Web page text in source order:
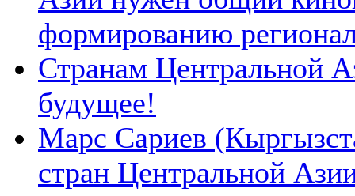
формированию
Странам Центральной
будущее!
Марс Сариев
стран Центральной